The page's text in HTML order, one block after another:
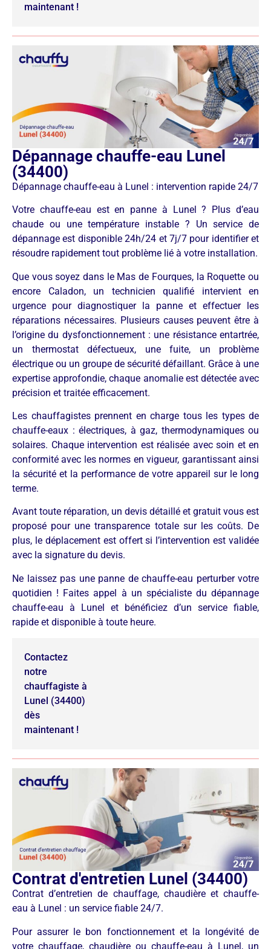
maintenant !
Dépannage chauffe-eau Lunel
(34400)
Dépannage chauffe-eau à Lunel : intervention rapide 24/7
Votre chauffe-eau est en panne à Lunel ? Plus d’eau
chaude ou une température instable ? Un service de
dépannage est disponible 24h/24 et 7j/7 pour identifier et
résoudre rapidement tout problème lié à votre installation.
Que vous soyez dans le Mas de Fourques, la Roquette ou
encore Caladon, un technicien qualifié intervient en
urgence pour diagnostiquer la panne et effectuer les
réparations nécessaires. Plusieurs causes peuvent être à
l’origine du dysfonctionnement : une résistance entartrée,
un thermostat défectueux, une fuite, un problème
électrique ou un groupe de sécurité défaillant. Grâce à une
expertise approfondie, chaque anomalie est détectée avec
précision et traitée efficacement.
Les chauffagistes prennent en charge tous les types de
chauffe-eaux : électriques, à gaz, thermodynamiques ou
solaires. Chaque intervention est réalisée avec soin et en
conformité avec les normes en vigueur, garantissant ainsi
la sécurité et la performance de votre appareil sur le long
terme.
Avant toute réparation, un devis détaillé et gratuit vous est
proposé pour une transparence totale sur les coûts. De
plus, le déplacement est offert si l’intervention est validée
avec la signature du devis.
Ne laissez pas une panne de chauffe-eau perturber votre
quotidien ! Faites appel à un spécialiste du dépannage
chauffe-eau à Lunel et bénéficiez d’un service fiable,
rapide et disponible à toute heure.
Contactez
notre
chauffagiste à
Lunel (34400)
dès
maintenant !
Contrat d'entretien Lunel (34400)
Contrat d’entretien de chauffage, chaudière et chauffe-
eau à Lunel : un service fiable 24/7.
Pour assurer le bon fonctionnement et la longévité de
votre chauffage, chaudière ou chauffe-eau à Lunel, un